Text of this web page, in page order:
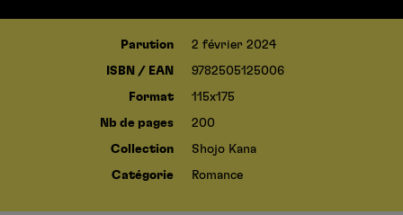
Parution 2 février 2024
ISBN / EAN 9782505125006
Format 115x175
Nb de pages 200
Collection Shojo Kana
Catégorie Romance